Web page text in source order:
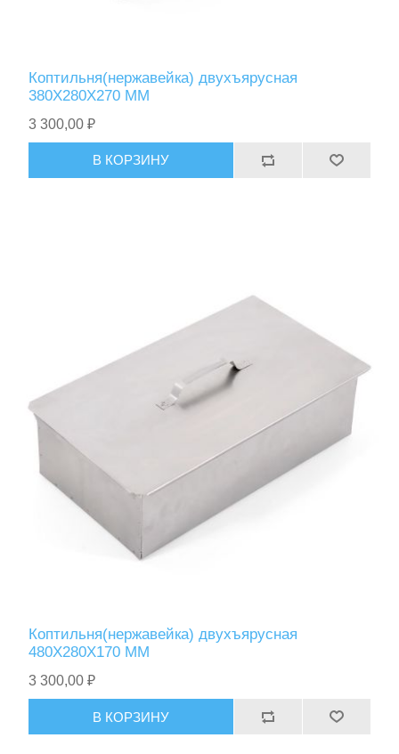
Коптильня(нержавейка) двухъярусная
380Х280Х270 ММ
3 300,00 ₽
В КОРЗИНУ
Коптильня(нержавейка) двухъярусная
480Х280Х170 ММ
3 300,00 ₽
В КОРЗИНУ